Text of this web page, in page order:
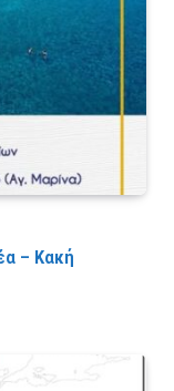
– Κακή